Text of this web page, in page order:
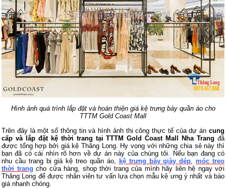
Hình ảnh quá trình lắp đặt và hoàn thiện giá kệ trưng bày quần áo cho
TTTM Gold Coast Mall
Trên đây là một số thông tin và hình ảnh thi công thực tế của dự án cung
cấp và lắp đặt kệ thời trang tại TTTM Gold Coast Mall Nha Trang đã
được tổng hợp bởi giá kệ Thăng Long. Hy vọng với những chia sẻ này thì
bạn đã có cái nhìn rõ hơn về dự án này của chúng tôi. Nếu bạn đang có
nhu cầu trang bị giá kệ treo quần áo,
kệ trưng bày giày dép ,móc treo
thời trang cho cửa hàng, shop thời trang của mình hãy liên hệ ngay với
Thăng Long để được nhân viên tư vấn lựa chọn mẫu kệ ưng ý nhất và báo
giá nhanh chóng.